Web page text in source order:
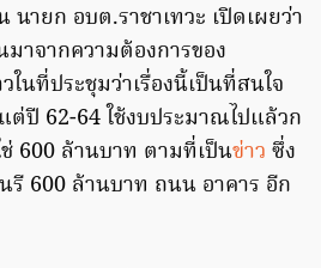
ายก อบต.ราชาเทวะ เปิดเผยว่า
าจากความต้องการของ
นที่ประชุมว่าเรื่องนี้เป็นที่สนใจ
ปี 62-64 ใช้งบประมาณไปแล้วก
600 ล้านบาท ตามที่เป็นข่าว ซึ่ง
รี 600 ล้านบาท ถนน อาคาร อีก